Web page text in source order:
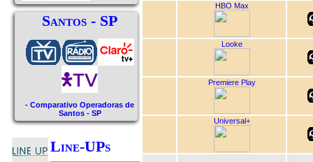
Santos - SP
- Comparativo Operadoras de
Santos - SP
Line-UPs
HBO Max
Looke
Premiere Play
Universal+